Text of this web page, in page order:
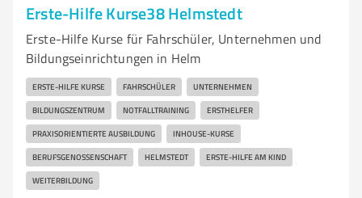
Erste-Hilfe Kurse38 Helmstedt
Erste-Hilfe Kurse für Fahrschüler, Unternehmen und
Bildungseinrichtungen in Helm
ERSTE-HILFE KURSE FAHRSCHÜLER UNTERNEHMEN
BILDUNGSZENTRUM NOTFALLTRAINING ERSTHELFER
PRAXISORIENTIERTE AUSBILDUNG INHOUSE-KURSE
BERUFSGENOSSENSCHAFT HELMSTEDT ERSTE-HILFE AM KIND
WEITERBILDUNG